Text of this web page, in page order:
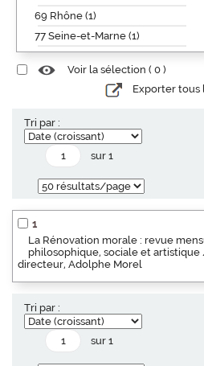
69 Rhône (1)
77 Seine-et-Marne (1)
Voir la sélection ( 0 )
Exporter tous
Tri par :
sur 1
1
La Rénovation morale : revue
philosophique, sociale et
directeur, Adolphe Morel
Tri par :
sur 1